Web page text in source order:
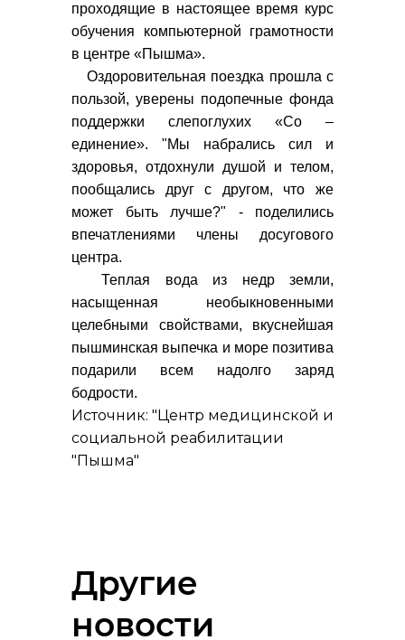
проходящие в настоящее время курс
обучения компьютерной грамотности
в центре «Пышма».
Оздоровительная поездка прошла с
пользой, уверены подопечные фонда
поддержки слепоглухих «Со –
единение». "Мы набрались сил и
здоровья, отдохнули душой и телом,
пообщались друг с другом, что же
может быть лучше?" - поделились
впечатлениями члены досугового
центра.
Теплая вода из недр земли,
насыщенная необыкновенными
целебными свойствами, вкуснейшая
пышминская выпечка и море позитива
подарили всем надолго заряд
бодрости.
Источник: "Центр медицинской и
социальной реабилитации
"Пышма"
Другие
новости